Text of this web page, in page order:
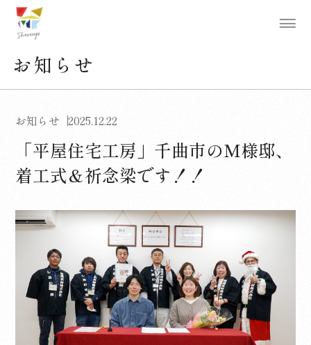
お知らせ
お知らせ 2025.12.22
「平屋住宅工房」千曲市のM様邸、
着工式＆祈念梁です！！